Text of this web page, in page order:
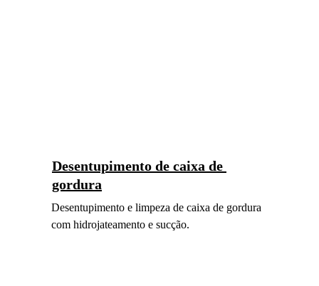
Desentupimento de caixa de
gordura
Desentupimento e limpeza de caixa de gordura
com hidrojateamento e sucção.